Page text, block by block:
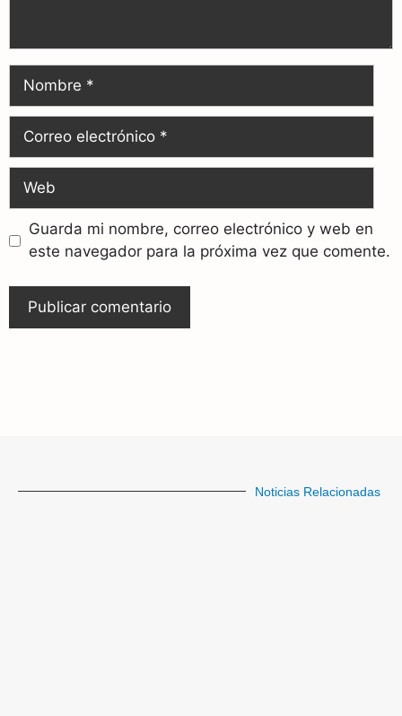
Guarda mi nombre, correo electrónico y web en
este navegador para la próxima vez que comente.
Noticias Relacionadas